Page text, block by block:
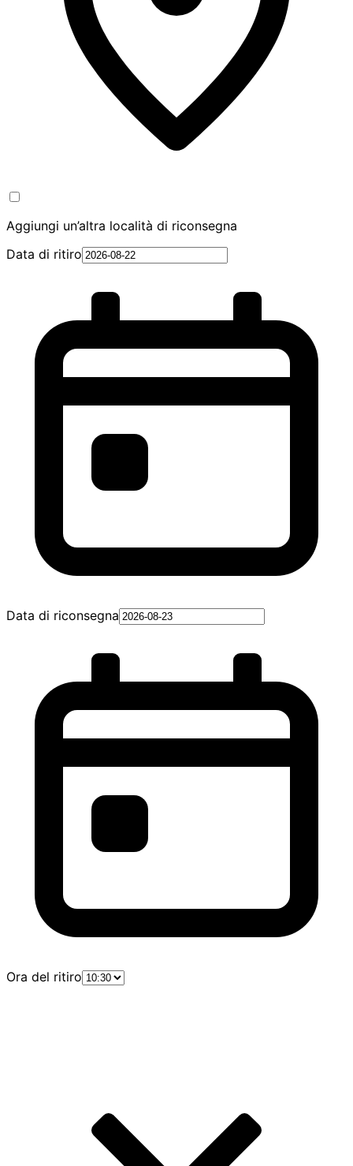
Aggiungi un’altra località di riconsegna
Data di ritiro
Data di riconsegna
Ora del ritiro